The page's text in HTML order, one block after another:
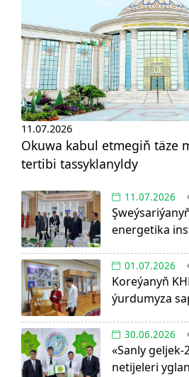
11.07.2026
Okuwa kabul etmegiň täze
tertibi tassyklanyldy
11.07.2026
energetika
01.07.2026
Koreýanyň
ýurdumyza
30.06.2026
«Sanly geljek-
netijeleri